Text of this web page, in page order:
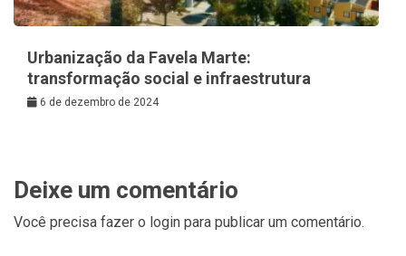
Urbanização da Favela Marte:
transformação social e infraestrutura
6 de dezembro de 2024
Deixe um comentário
Você precisa fazer o login para publicar um comentário.